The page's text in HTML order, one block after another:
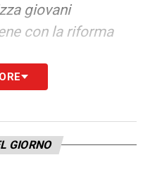
giovani
con la riforma
elettorale è
che chi è
candidatura non va
GIORNO